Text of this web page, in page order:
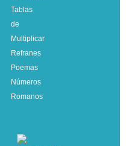
Tablas
de
Multiplicar
Refranes
Poemas
Números
Romanos